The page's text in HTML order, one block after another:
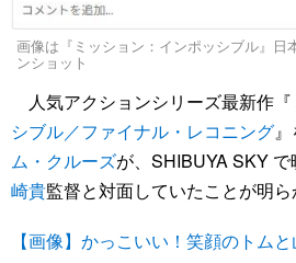
画像は『ミッション：インポッシブル』日
ンショット
人気アクションシリーズ最新作『
シブル／ファイナル・レコニング
ム・クルーズが、SHIBUYA SKY で
崎貴監督と対面していたことが明ら
【画像】かっこいい！笑顔のトム